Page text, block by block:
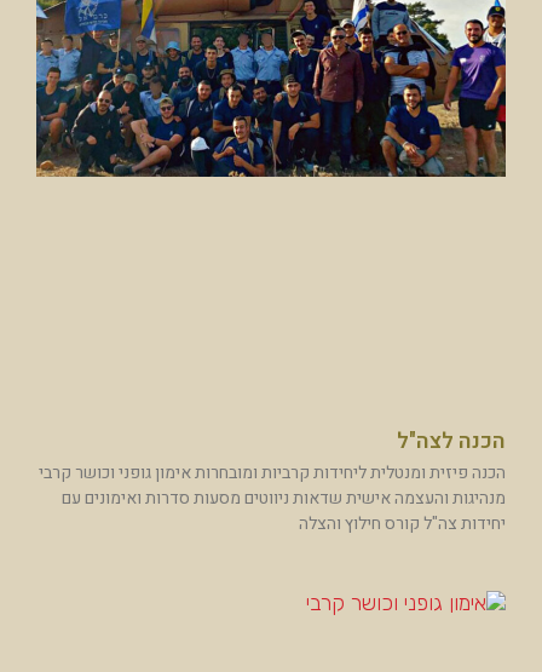
הכנה לצה"ל
הכנה פיזית ומנטלית ליחידות קרביות ומובחרות אימון גופני וכושר קרבי
מנהיגות והעצמה אישית שדאות ניווטים מסעות סדרות ואימונים עם
יחידות צה"ל קורס חילוץ והצלה